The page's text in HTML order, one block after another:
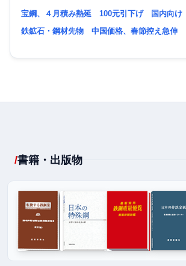
宝鋼、４月積み熱延 100元引下げ 国内向け
鉄鉱石・鋼材先物 中国価格、春節控え急伸
書籍・出版物